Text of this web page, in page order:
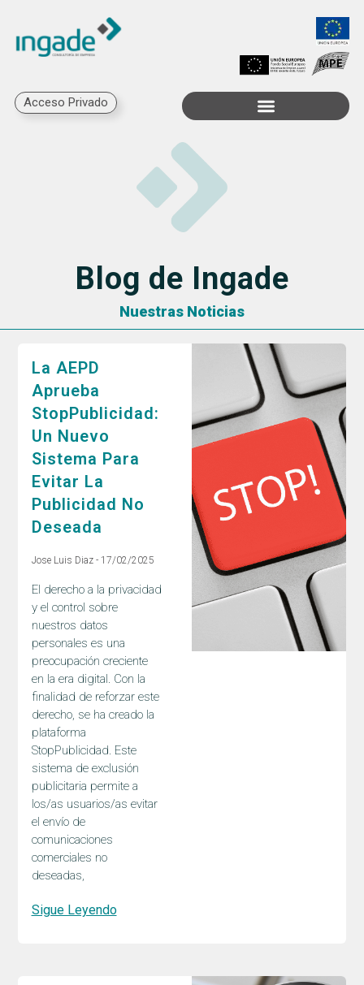
Acceso Privado
Blog de Ingade
Nuestras Noticias
La AEPD
Aprueba
StopPublicidad:
Un Nuevo
Sistema Para
Evitar La
Publicidad No
Deseada
Jose Luis Diaz 17/02/2025
El derecho a la privacidad
y el control sobre
nuestros datos
personales es una
preocupación creciente
en la era digital. Con la
finalidad de reforzar este
derecho, se ha creado la
plataforma
StopPublicidad. Este
sistema de exclusión
publicitaria permite a
los/as usuarios/as evitar
el envío de
comunicaciones
comerciales no
deseadas,
Sigue Leyendo